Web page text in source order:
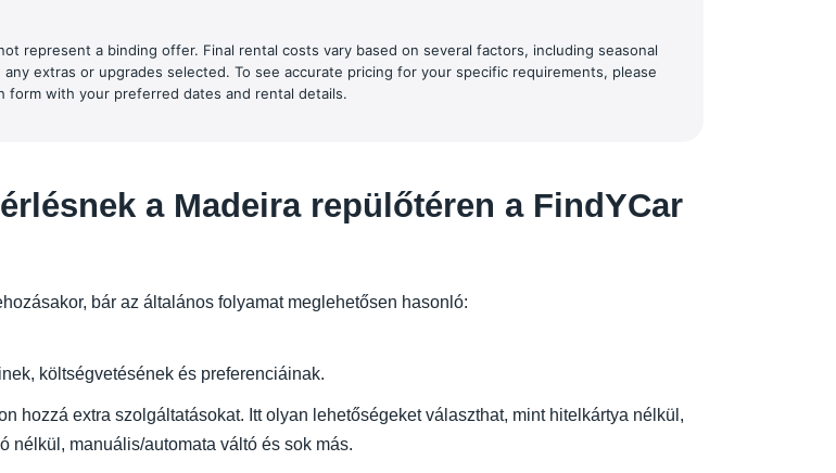
represent a binding offer. Final rental costs vary based on several factors, including seasonal
extras or upgrades selected. To see accurate pricing for your specific requirements, please
form with your preferred dates and rental details.
a Madeira repülőtéren a FindYCar
bár az általános folyamat meglehetősen hasonló:
költségvetésének és preferenciáinak.
hozzá extra szolgáltatásokat. Itt olyan lehetőségeket választhat, mint hitelkártya nélkül,
nélkül, manuális/automata váltó és sok más.